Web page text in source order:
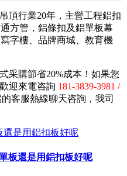
頂行業20年，主營工程鋁扣
方管，鋁條扣及鋁單板幕
字樓、品牌商城、教育機
采購節省20%成本！如果您
迎來電咨詢 181-3839-3981 /
的客服熱線聊天咨詢，我司
板還是用鋁扣板好呢